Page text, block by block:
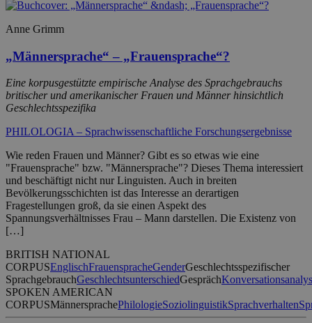
Anne Grimm
„Männersprache“ – „Frauensprache“?
Eine korpusgestützte empirische Analyse des Sprachgebrauchs
britischer und amerikanischer Frauen und Männer hinsichtlich
Geschlechtsspezifika
PHILOLOGIA – Sprachwissenschaftliche Forschungsergebnisse
Wie reden Frauen und Männer? Gibt es so etwas wie eine
"Frauensprache" bzw. "Männersprache"? Dieses Thema interessiert
und beschäftigt nicht nur Linguisten. Auch in breiten
Bevölkerungsschichten ist das Interesse an derartigen
Fragestellungen groß, da sie einen Aspekt des
Spannungsverhältnisses Frau – Mann darstellen. Die Existenz von
[…]
BRITISH NATIONAL
CORPUSEnglischFrauenspracheGenderGeschlechtsspezifischer
SprachgebrauchGeschlechtsunterschiedGespräch
SPOKEN AMERICAN
CORPUSMännersprachePhilologieSoziolinguistikSprachverhalten